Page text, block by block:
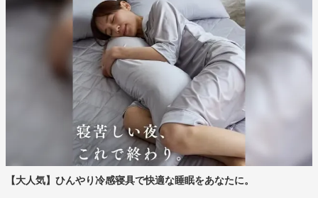
【大人気】ひんやり冷感寝具で快適な睡眠をあなたに。